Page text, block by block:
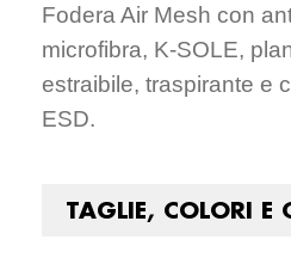
Fodera Air Mesh con
microfibra, K-SOLE,
estraibile, traspirante e
ESD.
TAGLIE, COLORI E